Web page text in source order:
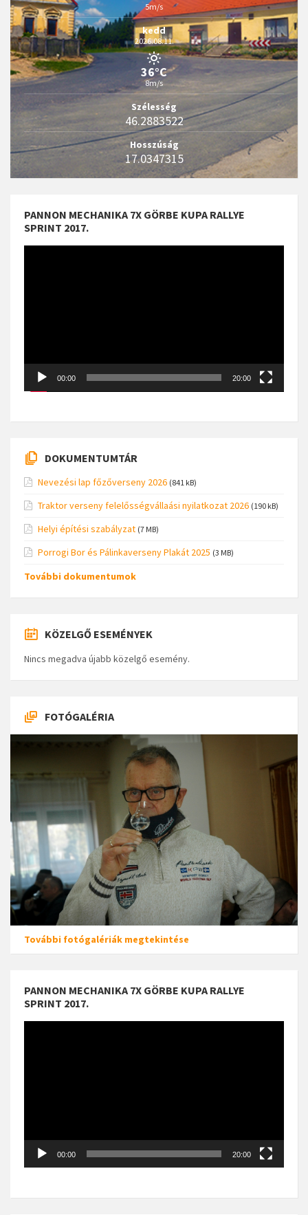
5m/s
kedd
2026.08.11.
36°C
8m/s
Szélesség
46.2883522
Hosszúság
17.0347315
PANNON MECHANIKA 7X GÖRBE KUPA RALLYE
SPRINT 2017.
Videólejátszó
00:00 20:00
DOKUMENTUMTÁR
Nevezési lap főzőverseny 2026 (841 kB)
Traktor verseny felelősségvállaási nyilatkozat 2026 (190 kB)
Helyi építési szabályzat (7 MB)
Porrogi Bor és Pálinkaverseny Plakát 2025 (3 MB)
További dokumentumok
KÖZELGŐ ESEMÉNYEK
Nincs megadva újabb közelgő esemény.
FOTÓGALÉRIA
További fotógalériák megtekintése
PANNON MECHANIKA 7X GÖRBE KUPA RALLYE
SPRINT 2017.
Videólejátszó
00:00 20:00